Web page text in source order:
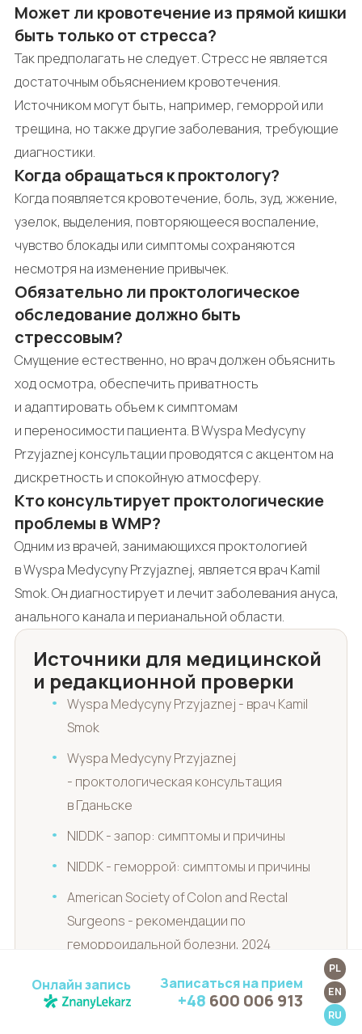
Онлайн запись Записаться на прием
+48 600 006 913
PL
EN
RU
Может ли кровотечение из прямой кишки
быть только от стресса?
Так предполагать не следует. Стресс не является
достаточным объяснением кровотечения.
Источником могут быть, например, геморрой или
трещина, но также другие заболевания, требующие
диагностики.
Когда обращаться к проктологу?
Когда появляется кровотечение, боль, зуд, жжение,
узелок, выделения, повторяющееся воспаление,
чувство блокады или симптомы сохраняются
несмотря на изменение привычек.
Обязательно ли проктологическое
обследование должно быть
стрессовым?
Смущение естественно, но врач должен объяснить
ход осмотра, обеспечить приватность
и адаптировать объем к симптомам
и переносимости пациента. В Wyspa Medycyny
Przyjaznej консультации проводятся с акцентом на
дискретность и спокойную атмосферу.
Кто консультирует проктологические
проблемы в WMP?
Одним из врачей, занимающихся проктологией
в Wyspa Medycyny Przyjaznej, является врач Kamil
Smok. Он диагностирует и лечит заболевания ануса,
анального канала и перианальной области.
Источники для медицинской
и редакционной проверки
Wyspa Medycyny Przyjaznej - врач Kamil
Smok
Wyspa Medycyny Przyjaznej
- проктологическая консультация
в Гданьске
NIDDK - запор: симптомы и причины
NIDDK - геморрой: симптомы и причины
American Society of Colon and Rectal
Surgeons - рекомендации по
геморроидальной болезни, 2024
American Society of Colon and Rectal
Surgeons - рекомендации по анальной